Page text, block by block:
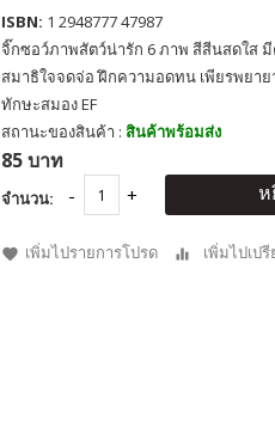
ISBN: 1 2948777 47987
จิ๊กซอว์ภาพสัตว์น่ารัก 6 ภาพ สีสีนสดใส
สมาธิใจจดจ่อ ฝึกความอดทน เพียรพยา
ทักษะสมอง EF
สถานะของสินค้า : สินค้าพร้อมส่ง
85 บาท
จำนวน: ห
เพิ่มไปรายการโปรด เพิ่มไปเป